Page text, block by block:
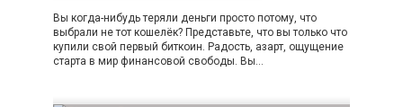
Вы когда-нибудь теряли деньги просто потому, что
выбрали не тот кошелёк? Представьте, что вы только что
купили свой первый биткоин. Радость, азарт, ощущение
старта в мир финансовой свободы. Вы…